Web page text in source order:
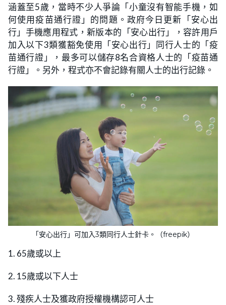
涵蓋至5歲，當時不少人爭論「小童沒有智能手機，如
何使用疫苗通行證」的問題。政府今日更新「安心出
行」手機應用程式，新版本的「安心出行」，容許用戶
加入以下3類獲豁免使用「安心出行」同行人士的「疫
苗通行證」，最多可以儲存8名合資格人士的「疫苗通
行證」。另外，程式亦不會記錄有關人士的出行記錄。
「安心出行」可加入3類同行人士針卡。（freepik）
1. 65歲或以上
2. 15歲或以下人士
3. 殘疾人士及獲政府授權機構認可人士